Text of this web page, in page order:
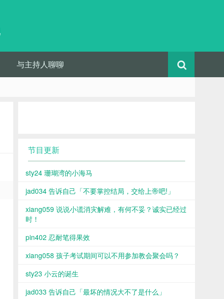
与主持人聊聊
节目更新
sty24 珊瑚湾的小海马
jad034 告诉自己「不要掌控结局，交给上帝吧!」
xiang059 说说小谎消灾解难，有何不妥？诚实已经过
时！
pin402 忍耐笔得果效
xiang058 孩子考试期间可以不用参加教会聚会吗？
sty23 小云的诞生
jad033 告诉自己「最坏的情况大不了是什么」